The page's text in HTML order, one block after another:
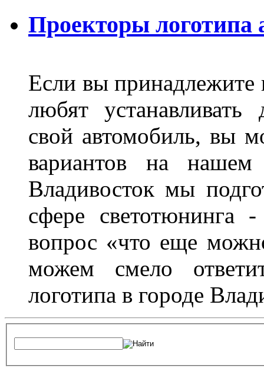
Проекторы логотипа
Если вы принадлежите
любят устанавливать
свой автомобиль, вы
вариантов на
Владивосток мы
сфере светотюнинга
вопрос «что еще
можем смело
логотипа в городе